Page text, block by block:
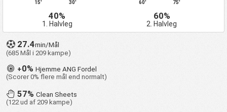
15' 30' 60' 75'
40%
1. Halvleg
60%
2. Halvleg
27.4min/Mål
(685 Mål i 209 kampe)
+0% Hjemme ANG Fordel
(Scorer 0% flere mål end normalt)
57%Clean Sheets
(122 ud af 209 kampe)